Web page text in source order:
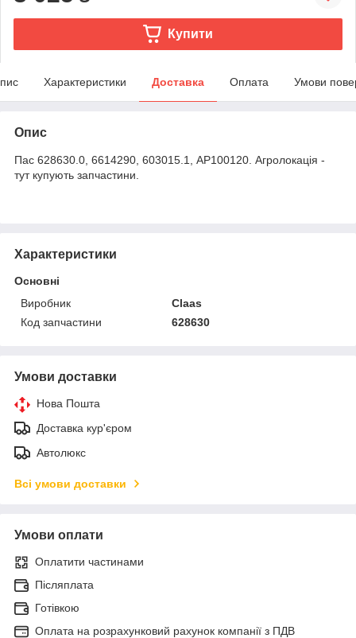
Купити
Характеристики Доставка Оплата Умови
Опис
Пас 628630.0, 6614290, 603015.1, AP100120. Агролокація -
тут купують запчастини.
Характеристики
Основні
Виробник
Claas
Код запчастини
628630
Умови доставки
Нова Пошта
Доставка кур'єром
Автолюкс
Всі умови доставки
Умови оплати
Оплатити частинами
Післяплата
Готівкою
Оплата на розрахунковий рахунок компанії з ПДВ